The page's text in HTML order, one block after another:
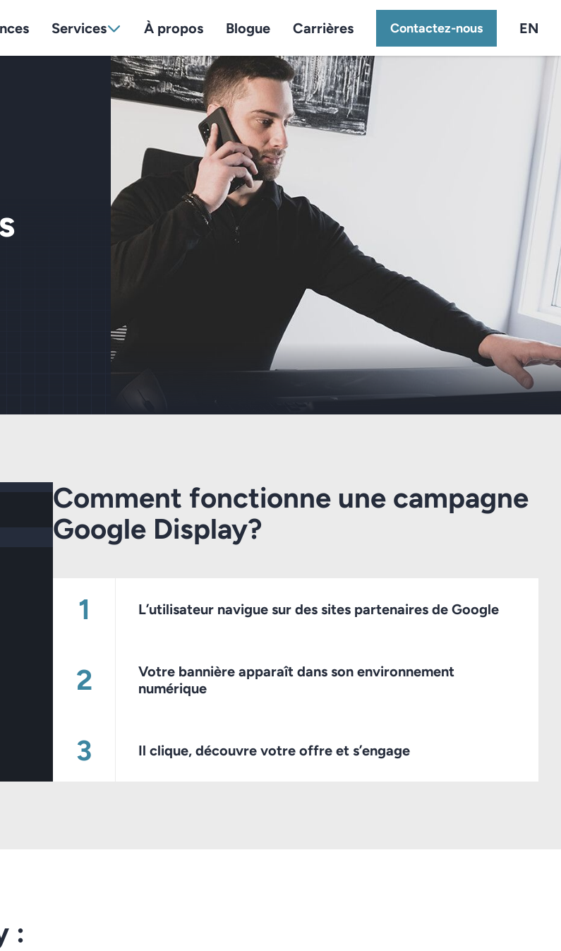
Services À propos Blogue Carrières Contactez-nous EN
Comment fonctionne une campagne
Google Display?
L’utilisateur navigue sur des sites partenaires de Google
Votre bannière apparaît dans son environnement
numérique
Il clique, découvre votre offre et s’engage
: